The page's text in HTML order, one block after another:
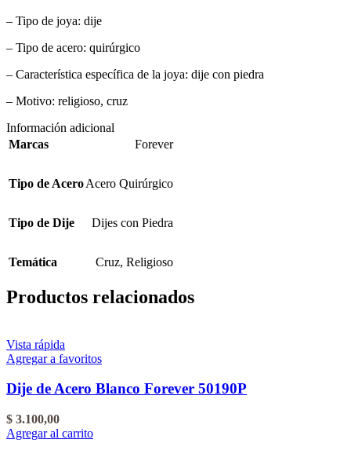
– Tipo de joya: dije
– Tipo de acero: quirúrgico
– Característica específica de la joya: dije con piedra
– Motivo: religioso, cruz
Información adicional
Marcas
Forever
Tipo de AceroAcero Quirúrgico
Tipo de Dije Dijes con Piedra
Temática Cruz, Religioso
Productos relacionados
Vista rápida
Agregar a favoritos
Dije de Acero Blanco Forever 50190P
$ 3.100,00
Agregar al carrito